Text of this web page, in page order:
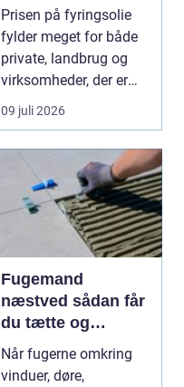
Prisen på fyringsolie
fylder meget for både
private, landbrug og
virksomheder, der er
afhængige af o...
09 juli 2026
Fugemand
næstved sådan får
du tætte og
holdbare fuger
Når fugerne omkring
vinduer, døre,